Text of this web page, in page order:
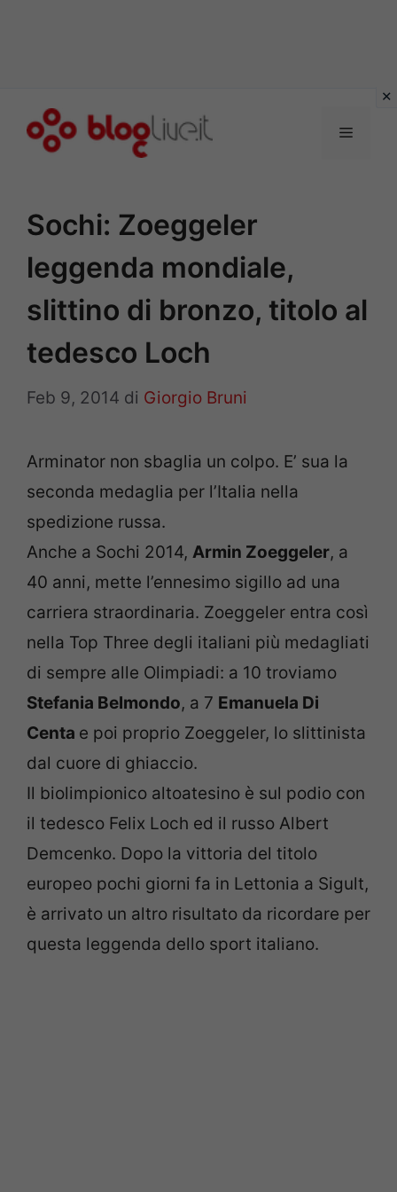
Menu
Sochi: Zoeggeler
leggenda mondiale,
slittino di bronzo, titolo al
tedesco Loch
Feb 9, 2014 di Giorgio Bruni
Arminator non sbaglia un colpo. E’ sua la
seconda medaglia per l’Italia nella
spedizione russa.
Anche a Sochi 2014, Armin Zoeggeler, a
40 anni, mette l’ennesimo sigillo ad una
carriera straordinaria. Zoeggeler entra così
nella Top Three degli italiani più medagliati
di sempre alle Olimpiadi: a 10 troviamo
Stefania Belmondo, a 7 Emanuela Di
Centa e poi proprio Zoeggeler, lo slittinista
dal cuore di ghiaccio.
Il biolimpionico altoatesino è sul podio con
il tedesco Felix Loch ed il russo Albert
Demcenko. Dopo la vittoria del titolo
europeo pochi giorni fa in Lettonia a Sigult,
è arrivato un altro risultato da ricordare per
questa leggenda dello sport italiano.